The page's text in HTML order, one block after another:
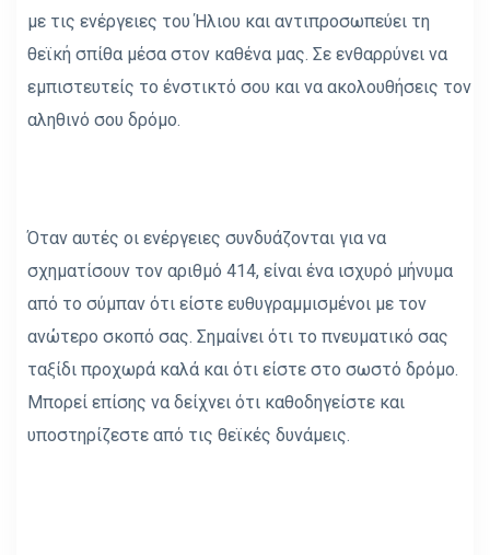
με τις ενέργειες του Ήλιου και αντιπροσωπεύει τη
θεϊκή σπίθα μέσα στον καθένα μας. Σε ενθαρρύνει να
εμπιστευτείς το ένστικτό σου και να ακολουθήσεις τον
αληθινό σου δρόμο.
Όταν αυτές οι ενέργειες συνδυάζονται για να
σχηματίσουν τον αριθμό 414, είναι ένα ισχυρό μήνυμα
από το σύμπαν ότι είστε ευθυγραμμισμένοι με τον
ανώτερο σκοπό σας. Σημαίνει ότι το πνευματικό σας
ταξίδι προχωρά καλά και ότι είστε στο σωστό δρόμο.
Μπορεί επίσης να δείχνει ότι καθοδηγείστε και
υποστηρίζεστε από τις θεϊκές δυνάμεις.